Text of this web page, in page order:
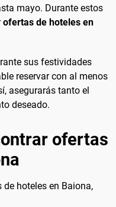
mayo. Durante estos
ofertas de hoteles en
sus festividades
reservar con al menos
asegurarás tanto el
deseado.
ofertas
hoteles en Baiona,